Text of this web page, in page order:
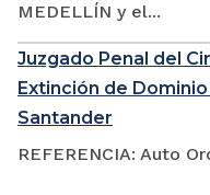
MEDELLÍN y el...
Juzgado Penal del
Extinción de
Santander
REFERENCIA: Auto